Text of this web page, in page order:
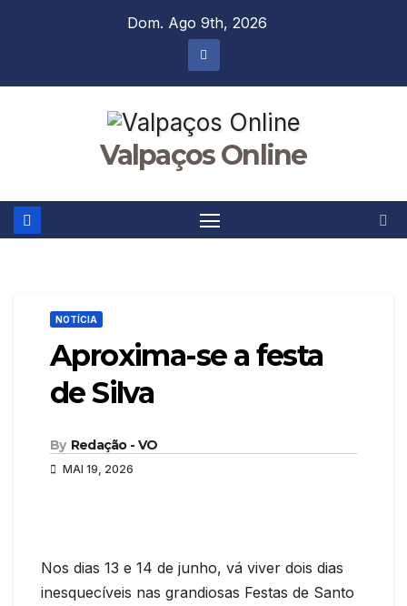
Dom. Ago 9th, 2026
Valpaços Online
NOTÍCIA
Aproxima-se a festa
de Silva
By Redação - VO
MAI 19, 2026
Nos dias 13 e 14 de junho, vá viver dois dias
inesquecíveis nas grandiosas Festas de Santo